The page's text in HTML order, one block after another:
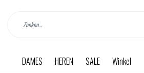
DAMES HEREN SALE Winkel